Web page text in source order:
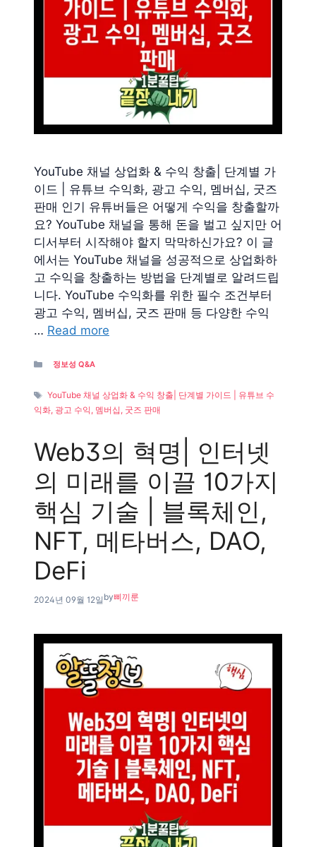
YouTube 채널 상업화 & 수익 창출| 단계별 가
이드 | 유튜브 수익화, 광고 수익, 멤버십, 굿즈
판매 인기 유튜버들은 어떻게 수익을 창출할까
요? YouTube 채널을 통해 돈을 벌고 싶지만 어
디서부터 시작해야 할지 막막하신가요? 이 글
에서는 YouTube 채널을 성공적으로 상업화하
고 수익을 창출하는 방법을 단계별로 알려드립
니다. YouTube 수익화를 위한 필수 조건부터
광고 수익, 멤버십, 굿즈 판매 등 다양한 수익
… Read more
Categories
정보성 Q&A
Tags
YouTube 채널 상업화 & 수익 창출| 단계별 가이드 | 유튜브 수
익화, 광고 수익, 멤버십, 굿즈 판매
Web3의 혁명| 인터넷
의 미래를 이끌 10가지
핵심 기술 | 블록체인,
NFT, 메타버스, DAO,
DeFi
2024년 09월 12일 by삐끼룬